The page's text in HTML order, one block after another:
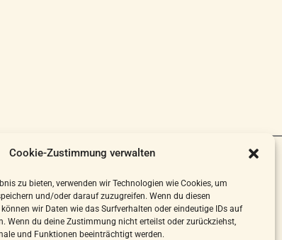
Cookie-Zustimmung verwalten
zu bieten, verwenden wir Technologien wie Cookies, um
und/oder darauf zuzugreifen. Wenn du diesen
wir Daten wie das Surfverhalten oder eindeutige IDs auf
Wenn du deine Zustimmung nicht erteilst oder zurückziehst,
und Funktionen beeinträchtigt werden.
Impressum
Datenschutzerklärung
Cookie-Richtlinie (EU)